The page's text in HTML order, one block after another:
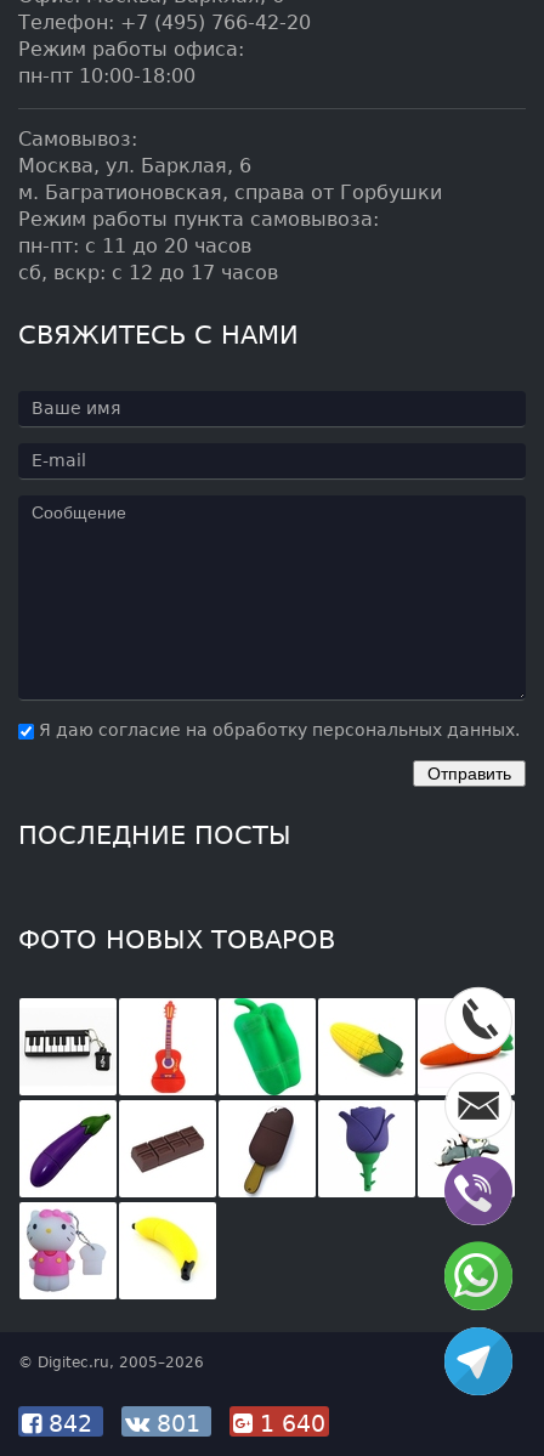
Телефон: +7 (495) 766-42-20
Режим работы офиса:
пн-пт 10:00-18:00
Самовывоз:
Москва, ул. Барклая, 6
м. Багратионовская, справа от Горбушки
Режим работы пункта самовывоза:
пн-пт: с 11 до 20 часов
сб, вскр: с 12 до 17 часов
СВЯЖИТЕСЬ С НАМИ
Я даю согласие на обработку персональных данных.
ПОСЛЕДНИЕ ПОСТЫ
ФОТО НОВЫХ ТОВАРОВ
© Digitec.ru, 2005–2026
842 801 1 640